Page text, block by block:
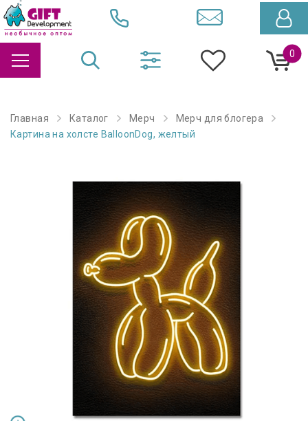
0
Главная Каталог Мерч
Мерч для блогера
Картина на холсте BalloonDog, желтый